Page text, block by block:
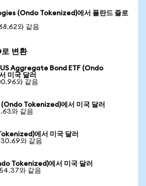
(Ondo Tokenized)에서 폴란드 즐로
와 같음
로 변환
Aggregate Bond ETF (Ondo
미국 달러
와 같음
(Ondo Tokenized)에서 미국 달러
와 같음
에서 미국 달러
와 같음
Tokenized)에서 미국 달러
와 같음